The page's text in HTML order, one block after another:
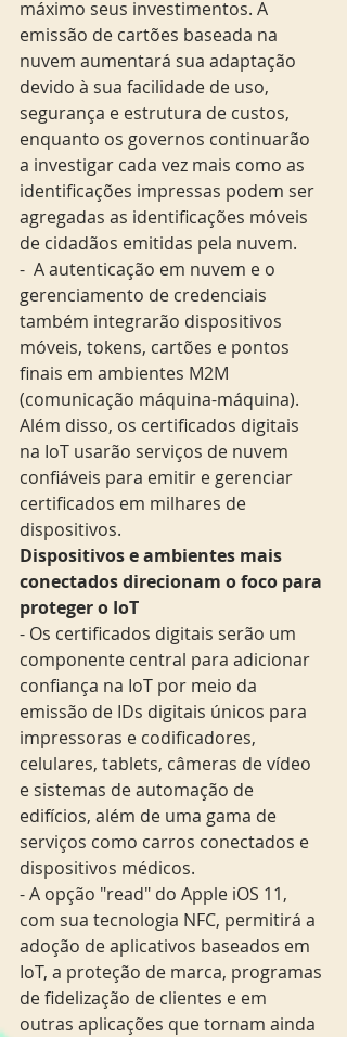
máximo seus investimentos. A
emissão de cartões baseada na
nuvem aumentará sua adaptação
devido à sua facilidade de uso,
segurança e estrutura de custos,
enquanto os governos continuarão
a investigar cada vez mais como as
identificações impressas podem ser
agregadas as identificações móveis
de cidadãos emitidas pela nuvem.
-  A autenticação em nuvem e o
gerenciamento de credenciais
também integrarão dispositivos
móveis, tokens, cartões e pontos
finais em ambientes M2M
(comunicação máquina-máquina).
Além disso, os certificados digitais
na IoT usarão serviços de nuvem
confiáveis para emitir e gerenciar
certificados em milhares de
dispositivos.
Dispositivos e ambientes mais
conectados direcionam o foco para
proteger o IoT
- Os certificados digitais serão um
componente central para adicionar
confiança na IoT por meio da
emissão de IDs digitais únicos para
impressoras e codificadores,
celulares, tablets, câmeras de vídeo
e sistemas de automação de
edifícios, além de uma gama de
serviços como carros conectados e
dispositivos médicos.
- A opção "read" do Apple iOS 11,
com sua tecnologia NFC, permitirá a
adoção de aplicativos baseados em
IoT, a proteção de marca, programas
de fidelização de clientes e em
outras aplicações que tornam ainda